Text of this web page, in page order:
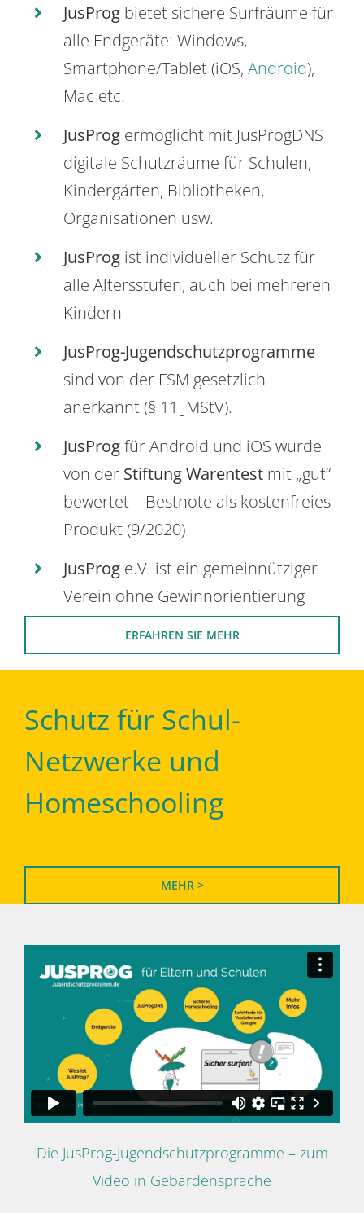
JusProg bietet sichere Surfräume für
alle Endgeräte: Windows,
Smartphone/Tablet (iOS, Android),
Mac etc.
JusProg ermöglicht mit JusProgDNS
digitale Schutzräume für Schulen,
Kindergärten, Bibliotheken,
Organisationen usw.
JusProg ist individueller Schutz für
alle Altersstufen, auch bei mehreren
Kindern
JusProg-Jugendschutzprogramme
sind von der FSM gesetzlich
anerkannt (§ 11 JMStV).
JusProgfür Android und iOS wurde
von der Stiftung Warentest mit „gut“
bewertet – Bestnote als kostenfreies
Produkt (9/2020)
JusProg e.V. ist ein gemeinnütziger
Verein ohne Gewinnorientierung
ERFAHREN SIE MEHR
Schutz für Schul-
Netzwerke und
Homeschooling
MEHR >
Die JusProg-Jugendschutzprogramme – zum
Video in Gebärdensprache